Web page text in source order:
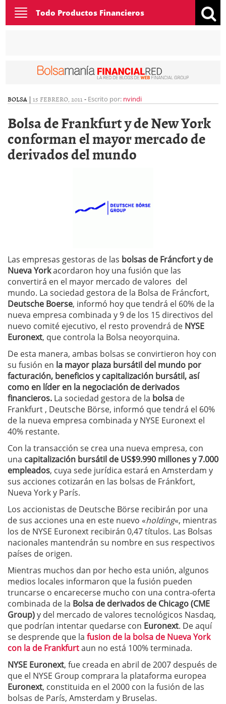
Toggle
navigation
Todo Productos Financieros
BOLSA | 15 FEBRERO, 2011 - Escrito por: nvindi
Bolsa de Frankfurt y de New York
conforman el mayor mercado de
derivados del mundo
Las empresas gestoras de las bolsas de Fráncfort y de
Nueva Yorkacordaron hoy una fusión que las
convertirá en el mayor mercado de valores del
mundo. La sociedad gestora de la Bolsa de Fráncfort,
Deutsche Boerse, informó hoy que tendrá el 60% de la
nueva empresa combinada y 9 de los 15 directivos del
nuevo comité ejecutivo, el resto provendrá de NYSE
Euronext, que controla la Bolsa neoyorquina.
De esta manera, ambas bolsas se convirtieron hoy con
su fusión en la mayor plaza bursátil del mundo por
facturación, beneficios y capitalización bursátil, así
como en líder en la negociación de derivados
financieros. La sociedad gestora de la bolsa de
Frankfurt , Deutsche Börse, informó que tendrá el 60%
de la nueva empresa combinada y NYSE Euronext el
40% restante.
Con la transacción se crea una nueva empresa, con
una capitalización bursátil de US$9.990 millones y 7.000
empleados, cuya sede jurídica estará en Amsterdam y
sus acciones cotizarán en las bolsas de Fránkfort,
Nueva York y París.
Los accionistas de Deutsche Börse recibirán por una
de sus acciones una en este nuevo «holding«, mientras
los de NYSE Euronext recibirán 0,47 títulos. Las Bolsas
nacionales mantendrán su nombre en sus respectivos
países de origen.
Mientras muchos dan por hecho esta unión, algunos
medios locales informaron que la fusión pueden
truncarse o encarecerse mucho con una contra-oferta
combinada de la Bolsa de derivados de Chicago (CME
Group)y del mercado de valores tecnológicos Nasdaq,
que podrían intentar quedarse con Euronext. De aquí
se desprende que la fusion de la bolsa de Nueva York
con la de Frankfurtaun no está 100% terminada.
NYSE Euronext, fue creada en abril de 2007 después de
que el NYSE Group comprara la plataforma europea
Euronext, constituida en el 2000 con la fusión de las
bolsas de París, Amsterdam y Bruselas.